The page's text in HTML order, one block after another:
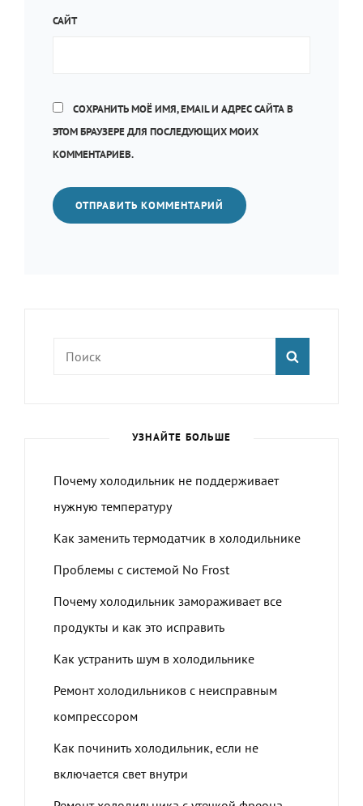
САЙТ
СОХРАНИТЬ МОЁ ИМЯ, EMAIL И АДРЕС САЙТА В
ЭТОМ БРАУЗЕРЕ ДЛЯ ПОСЛЕДУЮЩИХ МОИХ
КОММЕНТАРИЕВ.
УЗНАЙТЕ БОЛЬШЕ
Почему холодильник не поддерживает
нужную температуру
Как заменить термодатчик в холодильнике
Проблемы с системой No Frost
Почему холодильник замораживает все
продукты и как это исправить
Как устранить шум в холодильнике
Ремонт холодильников с неисправным
компрессором
Как починить холодильник, если не
включается свет внутри